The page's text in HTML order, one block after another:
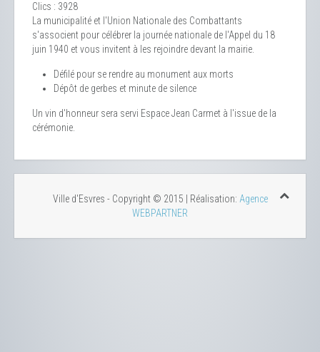
Clics : 3928
La municipalité et l'Union Nationale des Combattants
s'associent pour célébrer la journée nationale de l'Appel du 18
juin 1940 et vous invitent à les rejoindre devant la mairie.
Défilé pour se rendre au monument aux morts
Dépôt de gerbes et minute de silence
Un vin d'honneur sera servi Espace Jean Carmet à l'issue de la
cérémonie.
Ville d'Esvres - Copyright © 2015 | Réalisation: Agence
WEBPARTNER